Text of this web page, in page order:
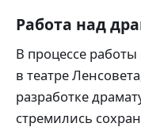
Работа над
В процессе работы
в театре
разработке
стремились